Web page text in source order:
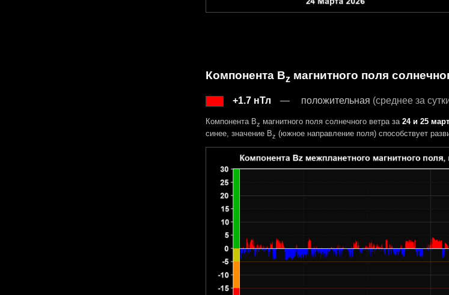
Компонента Bz магнитного поля
+1.7 нТл положительная (среднее за
Компонента Bz магнитного поля солнечного ветра за 24 и 25
синее, значение Bz (южное направление поля) способствует